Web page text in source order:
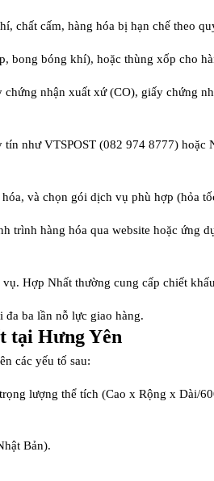
chất cấm, hàng hóa bị hạn chế theo
bong bóng khí), hoặc thùng xốp cho
nhận xuất xứ (CO), giấy chứng
như VTSPOST (082 974 8777) hoặc
và chọn gói dịch vụ phù hợp (hỏa
trình hàng hóa qua website hoặc ứng
Hợp Nhất thường cung cấp chiết
ba lần nỗ lực giao hàng.
tại Hưng Yên
các yếu tố sau:
lượng thể tích (Cao x Rộng x Dài/
Bản).